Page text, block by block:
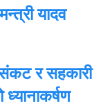
यादव
संकट र सहकारी